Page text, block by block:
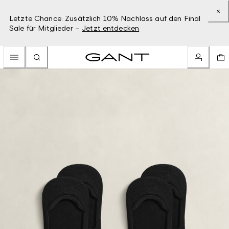
Letzte Chance: Zusätzlich 10% Nachlass auf den Final
Sale für Mitglieder – Jetzt entdecken